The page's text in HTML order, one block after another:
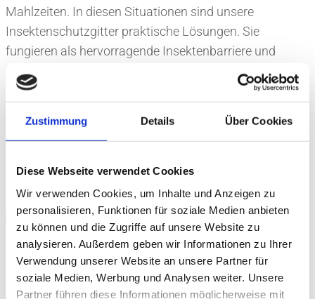
Zustimmung Details Über Cookies
Diese Webseite verwendet Cookies
Wir verwenden Cookies, um Inhalte und Anzeigen zu
personalisieren, Funktionen für soziale Medien anbieten
zu können und die Zugriffe auf unsere Website zu
analysieren. Außerdem geben wir Informationen zu Ihrer
Verwendung unserer Website an unsere Partner für
soziale Medien, Werbung und Analysen weiter. Unsere
Partner führen diese Informationen möglicherweise mit
Mahlzeiten. In diesen Situationen sind unsere
Insektenschutzgitter praktische Lösungen. Sie
fungieren als hervorragende Insektenbarriere und
können individuell an Ihre Wünsche angepasst werden.
Lassen Sie sich von unseren Spezialisten beraten,
geeignet ist.